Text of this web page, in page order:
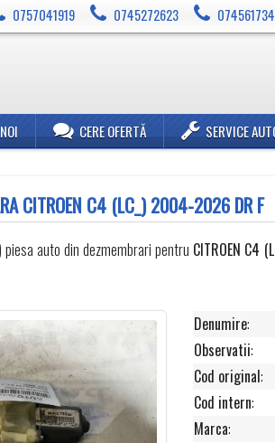
0757041919 0745272623
CERE OFERTĂ SERVICE
CITROEN C4 (LC_) 2004-2026 DR F
piesa auto din dezmembrari pentru CITROEN C4
Denumire:
Observatii:
Cod original:
Cod intern:
Marca: